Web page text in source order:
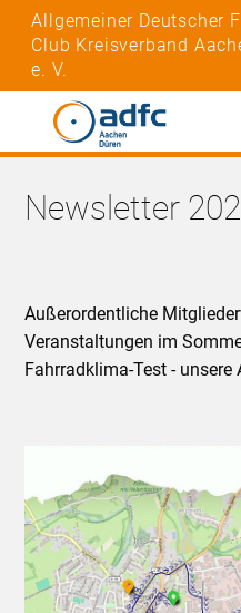
Allgemeiner Deutscher
Club Kreisverband
e. V.
Newsletter
Außerordentliche
Veranstaltungen im
Fahrradklima-Test - unsere